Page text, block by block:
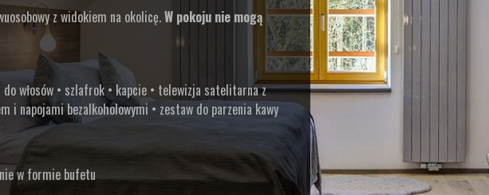
z widokiem na okolicę.W pokoju nie mogą
do włosów • szlafrok • kapcie • telewizja satelitarna z
i napojami bezalkoholowymi • zestaw do parzenia kawy
w formie bufetu